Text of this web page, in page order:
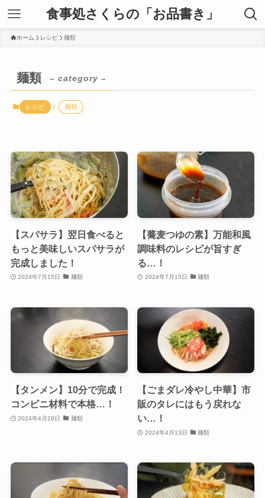
食事処さくらの「お品書き」
ホーム レシピ 麺類
麺類 – category –
レシピ 麺類
【スパサラ】翌日食べると
もっと美味しいスパサラが
完成しました！
2024年7月15日 麺類
【蕎麦つゆの素】万能和風
調味料のレシピが旨すぎ
る…！
2024年7月15日 麺類
【タンメン】10分で完成！
コンビニ材料で本格…！
2024年4月29日 麺類
【ごまダレ冷やし中華】市
販のタレにはもう戻れな
い…！
2024年4月13日 麺類